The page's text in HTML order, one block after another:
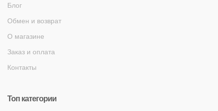
Блог
Обмен и возврат
О магазине
Заказ и оплата
Контакты
Топ категории